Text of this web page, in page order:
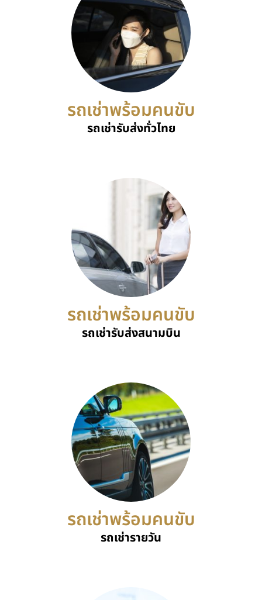
รถเช่าพร้อมคนขับ
รถเช่ารับส่งทั่วไทย
รถเช่าพร้อมคนขับ
รถเช่ารับส่งสนามบิน
รถเช่าพร้อมคนขับ
รถเช่ารายวัน